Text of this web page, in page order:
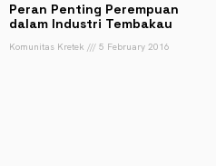
Peran Penting Perempuan
dalam Industri Tembakau
Komunitas Kretek 5 February 2016